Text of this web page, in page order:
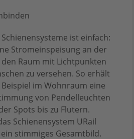
ist einfach:
Stromeinspeisung an der
Raum mit Lichtpunkten
zu versehen. So erhält
im Wohnraum eine
von Pendelleuchten
Spots bis zu Flutern.
Schienensystem URail
stimmiges Gesamtbild.